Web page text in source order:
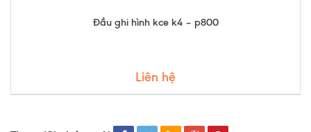
Đầu ghi hình kce k4 – p800
Liên hệ